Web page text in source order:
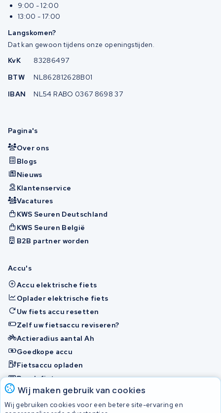
Wij maken gebruik van cookies
Wij gebruiken cookies voor een betere site-ervaring en
9:00 - 12:00
13:00 - 17:00
Langskomen?
Dat kan gewoon tijdens onze openingstijden.
KvK
83286497
BTW
NL862812628B01
IBAN
NL54 RABO 0367 8698 37
Pagina's
Over ons
Blogs
Nieuws
Klantenservice
Vacatures
KWS Seuren Deutschland
KWS Seuren België
B2B partner worden
Accu's
Accu elektrische fiets
Oplader elektrische fiets
Uw fiets accu resetten
Zelf uw fietsaccu reviseren?
Actieradius aantal Ah
Goedkope accu
Fietsaccu opladen
Bosch fietsaccu
Nakijken en contact opnemen
Onherstelbaar